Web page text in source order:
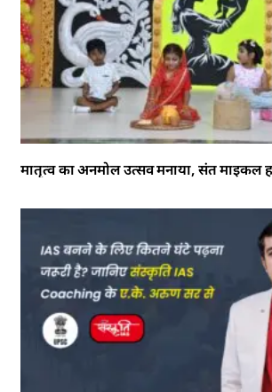
मातृत्व का अनमोल उत्सव मनाया, संत माइकल